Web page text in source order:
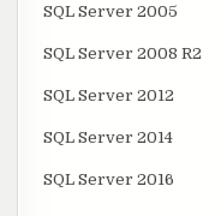
SQL Server 2005
SQL Server 2008 R2
SQL Server 2012
SQL Server 2014
SQL Server 2016